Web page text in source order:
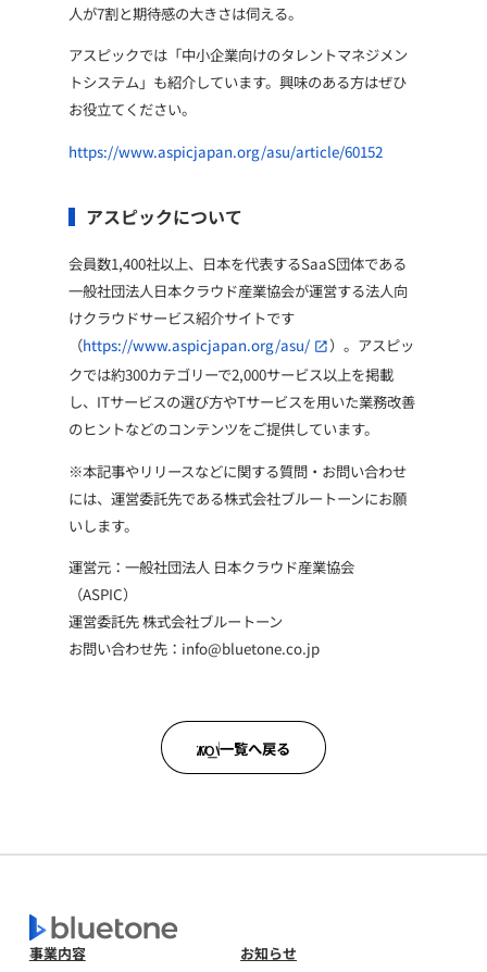
人が7割と期待感の大きさは伺える。
アスピックでは「中小企業向けのタレントマネジメン
トシステム」も紹介しています。興味のある方はぜひ
お役立てください。
https://www.aspicjapan.org/asu/article/60152
アスピックについて
会員数1,400社以上、日本を代表するSaaS団体である
一般社団法人日本クラウド産業協会が運営する法人向
けクラウドサービス紹介サイトです
（https://www.aspicjapan.org/asu/
）。アスピッ
クでは約300カテゴリーで2,000サービス以上を掲載
し、ITサービスの選び方やTサービスを用いた業務改善
のヒントなどのコンテンツをご提供しています。
※本記事やリリースなどに関する質問・お問い合わせ
には、運営委託先である株式会社ブルートーンにお願
いします。
運営元：一般社団法人 日本クラウド産業協会
（ASPIC）
運営委託先 株式会社ブルートーン
お問い合わせ先：info@bluetone.co.jp
arrow_back
arrow_back
一覧へ戻る
事業内容 お知らせ